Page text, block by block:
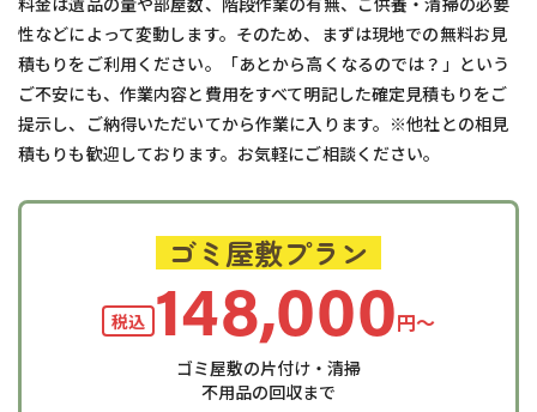
性などによって変動します。そのため、まずは現地での無料お見
積もりをご利用ください。「あとから高くなるのでは？」という
ご不安にも、作業内容と費用をすべて明記した確定見積もりをご
提示し、ご納得いただいてから作業に入ります。※他社との相見
積もりも歓迎しております。お気軽にご相談ください。
ゴミ屋敷プラン
税込 148,000円〜
ゴミ屋敷の片付け・清掃
不用品の回収まで